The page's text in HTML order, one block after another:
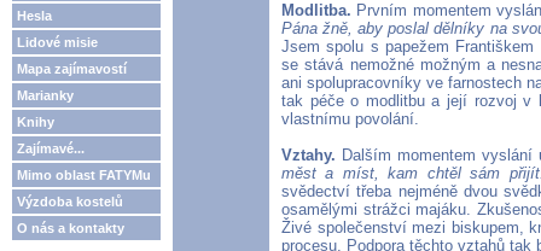
Hesla
Lidové misie
Mapa zajímavostí
Marianky
Knihy
Zajímavé...
Mimo oblast FATYMu
Výzdoba kostelů
O nás a kontakty
Modlitba. Prvním momentem
Pána žně, aby poslal dělníky na
Jsem spolu s papežem
se stává nemožné možným a
ani spolupracovníky ve farnostech
tak péče o modlitbu a její rozvoj v
vlastnímu povolání.
Vztahy. Dalším momentem
měst a míst, kam chtěl sám
svědectví třeba nejméně dvou
osamělými strážci majáku.
Živé společenství mezi biskupem,
procesu. Podpora těchto vztahů tak